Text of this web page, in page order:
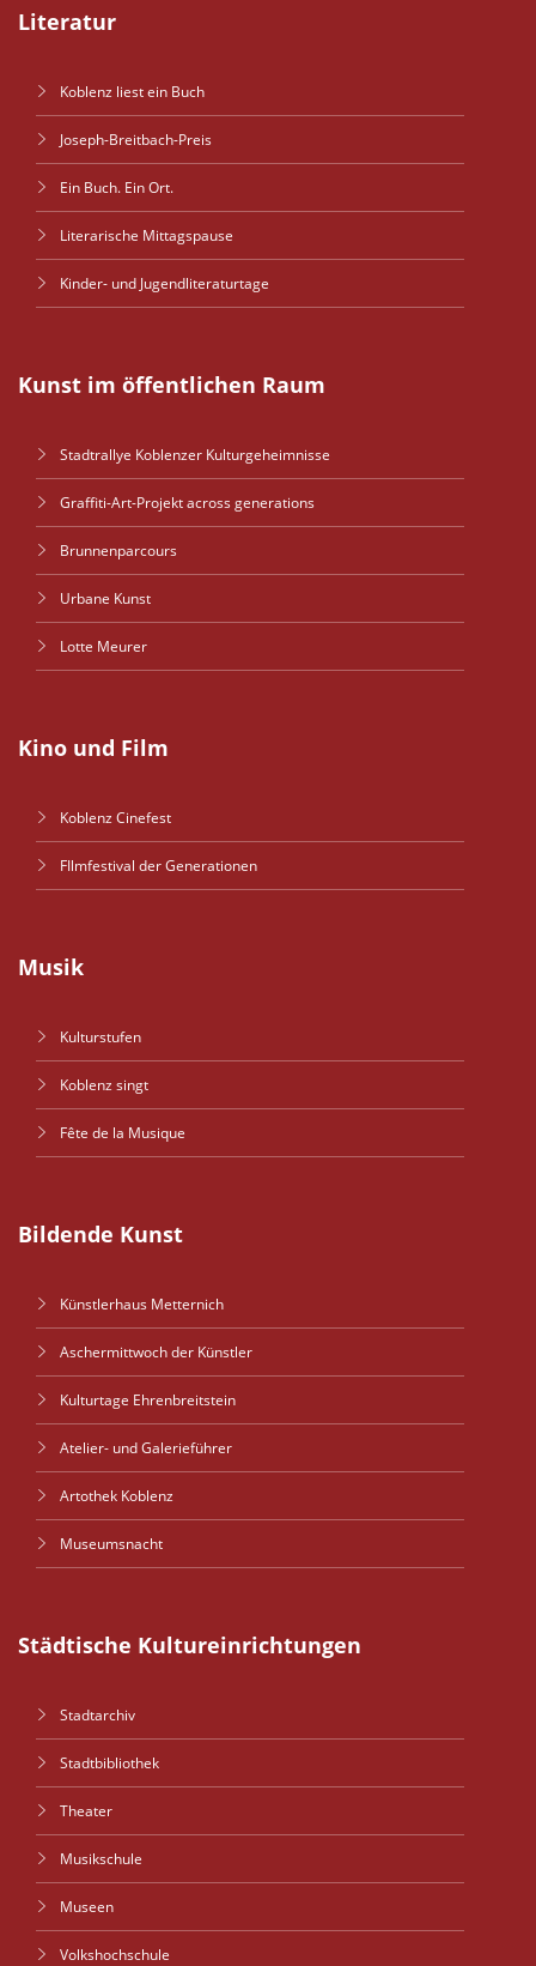
Literatur
Koblenz liest ein Buch
Joseph-Breitbach-Preis
Ein Buch. Ein Ort.
Literarische Mittagspause
Kinder- und Jugendliteraturtage
Kunst im öffentlichen Raum
Stadtrallye Koblenzer Kulturgeheimnisse
Graffiti-Art-Projekt across generations
Brunnenparcours
Urbane Kunst
Lotte Meurer
Kino und Film
Koblenz Cinefest
FIlmfestival der Generationen
Musik
Kulturstufen
Koblenz singt
Fête de la Musique
Bildende Kunst
Künstlerhaus Metternich
Aschermittwoch der Künstler
Kulturtage Ehrenbreitstein
Atelier- und Galerieführer
Artothek Koblenz
Museumsnacht
Städtische Kultureinrichtungen
Stadtarchiv
Stadtbibliothek
Theater
Musikschule
Museen
Volkshochschule